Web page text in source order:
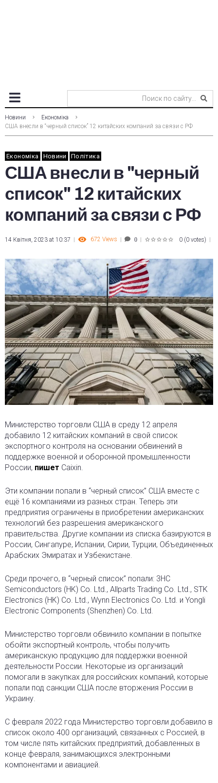
Новини
Економіка
США внесли в “черный список” 12 китайских компаний за связи с РФ
Економіка Новини Політика
США внесли в "черный
список" 12 китайских
компаний за связи с РФ
14 Квітня, 2023 at 10:37 672 Views 0 0 (0 votes)
Министерство торговли США в среду 12 апреля
добавило 12 китайских компаний в свой список
экспортного контроля на основании обвинений в
поддержке военной и оборонной промышленности
России, пишет Caixin.
Эти компании попали в “черный список” США вместе с
ещё 16 компаниями из разных стран. Теперь эти
предприятия ограничены в приобретении американских
технологий без разрешения американского
правительства. Другие компании из списка базируются в
России, Сингапуре, Испании, Сирии, Турции, Объединенных
Арабских Эмиратах и Узбекистане.
Среди прочего, в “черный список” попали: 3HC
Semiconductors (HK) Co. Ltd., Allparts Trading Co. Ltd., STK
Electronics (HK) Co. Ltd., Wynn Electronics Co. Ltd. и Yongli
Electronic Components (Shenzhen) Co. Ltd.
Министерство торговли обвинило компании в попытке
обойти экспортный контроль, чтобы получить
американскую продукцию для поддержки военной
деятельности России. Некоторые из организаций
помогали в закупках для российских компаний, которые
попали под санкции США после вторжения России в
Украину.
C февраля 2022 года Министерство торговли добавило в
список около 400 организаций, связанных с Россией, в
том числе пять китайских предприятий, добавленных в
конце февраля, занимающихся электронными
компонентами и авиацией.